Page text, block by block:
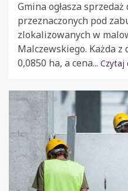
Gmina ogłasza sprzedaż
przeznaczonych pod
zlokalizowanych w
Malczewskiego. Każda
0,0850 ha, a cena... Czytaj